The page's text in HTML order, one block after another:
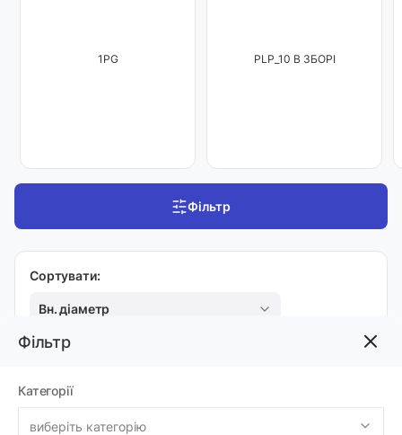
Фільтр
Категорії
виберіть категорію
1PG PLP_10 В ЗБОРІ
Фільтр
Сортувати:
Вн. діаметр
На сторінці: